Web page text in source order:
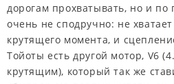
дорогам прохватывать, но и по
очень не сподручно: не
крутящего момента, и
Тойоты есть другой мотор, V6
крутящим), который так же